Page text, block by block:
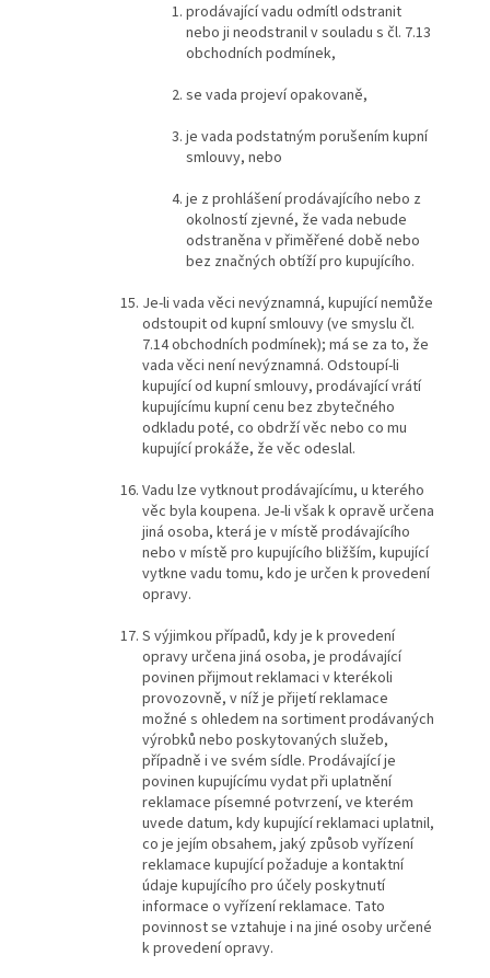
prodávající vadu odmítl odstranit
nebo ji neodstranil v souladu s čl. 7.13
obchodních podmínek,
se vada projeví opakovaně,
je vada podstatným porušením kupní
smlouvy, nebo
je z prohlášení prodávajícího nebo z
okolností zjevné, že vada nebude
odstraněna v přiměřené době nebo
bez značných obtíží pro kupujícího.
Je-li vada věci nevýznamná, kupující nemůže
odstoupit od kupní smlouvy (ve smyslu čl.
7.14 obchodních podmínek); má se za to, že
vada věci není nevýznamná. Odstoupí-li
kupující od kupní smlouvy, prodávající vrátí
kupujícímu kupní cenu bez zbytečného
odkladu poté, co obdrží věc nebo co mu
kupující prokáže, že věc odeslal.
Vadu lze vytknout prodávajícímu, u kterého
věc byla koupena. Je-li však k opravě určena
jiná osoba, která je v místě prodávajícího
nebo v místě pro kupujícího bližším, kupující
vytkne vadu tomu, kdo je určen k provedení
opravy.
S výjimkou případů, kdy je k provedení
opravy určena jiná osoba, je prodávající
povinen přijmout reklamaci v kterékoli
provozovně, v níž je přijetí reklamace
možné s ohledem na sortiment prodávaných
výrobků nebo poskytovaných služeb,
případně i ve svém sídle. Prodávající je
povinen kupujícímu vydat při uplatnění
reklamace písemné potvrzení, ve kterém
uvede datum, kdy kupující reklamaci uplatnil,
co je jejím obsahem, jaký způsob vyřízení
reklamace kupující požaduje a kontaktní
údaje kupujícího pro účely poskytnutí
informace o vyřízení reklamace. Tato
povinnost se vztahuje i na jiné osoby určené
k provedení opravy.